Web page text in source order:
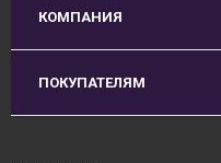
КОМПАНИЯ
ПОКУПАТЕЛЯМ